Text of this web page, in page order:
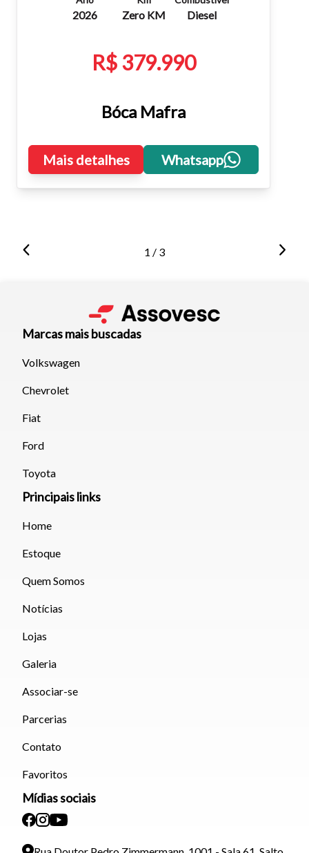
2026 Zero KM Diesel
R$ 379.990
Bóca Mafra
Mais detalhes Whatsapp
1 / 3
Marcas mais buscadas
Volkswagen
Chevrolet
Fiat
Ford
Toyota
Principais links
Home
Estoque
Quem Somos
Notícias
Lojas
Galeria
Associar-se
Parcerias
Contato
Favoritos
Mídias sociais